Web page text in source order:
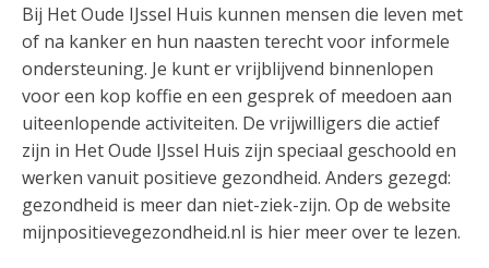
Bij Het Oude IJssel Huis kunnen mensen die leven met
of na kanker en hun naasten terecht voor informele
ondersteuning. Je kunt er vrijblijvend binnenlopen
voor een kop koffie en een gesprek of meedoen aan
uiteenlopende activiteiten. De vrijwilligers die actief
zijn in Het Oude IJssel Huis zijn speciaal geschoold en
werken vanuit positieve gezondheid. Anders gezegd:
gezondheid is meer dan niet-ziek-zijn. Op de website
mijnpositievegezondheid.nl is hier meer over te lezen.